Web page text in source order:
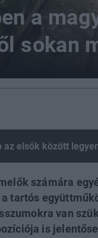
a
sokan
az elsők között
számára
tartós
van
is